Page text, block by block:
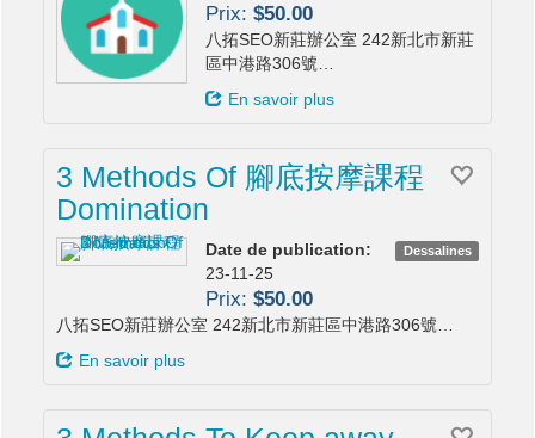
Prix: $50.00
八拓SEO新莊辦公室 242新北市新莊
區中港路306號…
En savoir plus
3 Methods Of 腳底按摩課程
Domination
Dessalines
Date de publication:
23-11-25
Prix: $50.00
八拓SEO新莊辦公室 242新北市新莊區中港路306號…
En savoir plus